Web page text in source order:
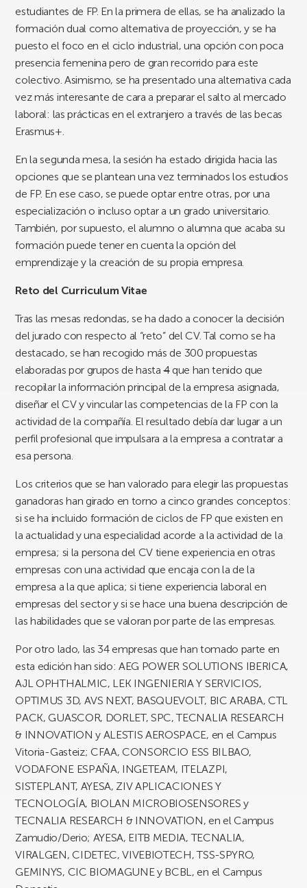
estudiantes de FP. En la primera de ellas, se ha analizado la
formación dual como alternativa de proyección, y se ha
puesto el foco en el ciclo industrial, una opción con poca
presencia femenina pero de gran recorrido para este
colectivo. Asimismo, se ha presentado una alternativa cada
vez más interesante de cara a preparar el salto al mercado
laboral: las prácticas en el extranjero a través de las becas
Erasmus+.
En la segunda mesa, la sesión ha estado dirigida hacia las
opciones que se plantean una vez terminados los estudios
de FP. En ese caso, se puede optar entre otras, por una
especialización o incluso optar a un grado universitario.
También, por supuesto, el alumno o alumna que acaba su
formación puede tener en cuenta la opción del
emprendizaje y la creación de su propia empresa.
Reto del Curriculum Vitae
Tras las mesas redondas, se ha dado a conocer la decisión
del jurado con respecto al “reto” del CV. Tal como se ha
destacado, se han recogido más de 300 propuestas
elaboradas por grupos de hasta4que han tenido que
recopilar la información principal de la empresa asignada,
diseñar el CV y vincular las competencias de la FP con la
actividad de la compañía. El resultado debía dar lugar a un
perfil profesional que impulsara a la empresa a contratar a
esa persona.
Los criterios que se han valorado para elegir las propuestas
ganadoras han girado en torno a cinco grandes conceptos:
si se ha incluido formación de ciclos de FP que existen en
la actualidad y una especialidad acorde a la actividad de la
empresa; si la persona del CV tiene experiencia en otras
empresas con una actividad que encaja con la de la
empresa a la que aplica; si tiene experiencia laboral en
empresas del sector y si se hace una buena descripción de
las habilidades que se valoran por parte de las empresas.
Por otro lado, las 34 empresas que han tomado parte en
esta edición han sido: AEG POWER SOLUTIONS IBERICA,
AJL OPHTHALMIC, LEK INGENIERIA Y SERVICIOS,
OPTIMUS 3D, AVS NEXT, BASQUEVOLT, BIC ARABA, CTL
PACK, GUASCOR, DORLET, SPC, TECNALIA RESEARCH
& INNOVATION y ALESTIS AEROSPACE, en el Campus
Vitoria-Gasteiz; CFAA, CONSORCIO ESS BILBAO,
VODAFONE ESPAÑA, INGETEAM, ITELAZPI,
SISTEPLANT, AYESA, ZIV APLICACIONES Y
TECNOLOGÍA, BIOLAN MICROBIOSENSORES y
TECNALIA RESEARCH & INNOVATION, en el Campus
Zamudio/Derio; AYESA, EITB MEDIA, TECNALIA,
VIRALGEN, CIDETEC, VIVEBIOTECH, TSS-SPYRO,
GEMINYS, CIC BIOMAGUNE y BCBL, en el Campus